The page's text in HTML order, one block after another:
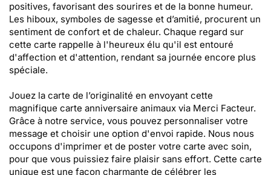
positives, favorisant des sourires et de la bonne humeur.
Les hiboux, symboles de sagesse et d’amitié, procurent un
sentiment de confort et de chaleur. Chaque regard sur
cette carte rappelle à l'heureux élu qu'il est entouré
d'affection et d'attention, rendant sa journée encore plus
spéciale.
Jouez la carte de l’originalité en envoyant cette
magnifique carte anniversaire animaux via Merci Facteur.
Grâce à notre service, vous pouvez personnaliser votre
message et choisir une option d'envoi rapide. Nous nous
occupons d'imprimer et de poster votre carte avec soin,
pour que vous puissiez faire plaisir sans effort. Cette carte
unique est une façon charmante de célébrer les